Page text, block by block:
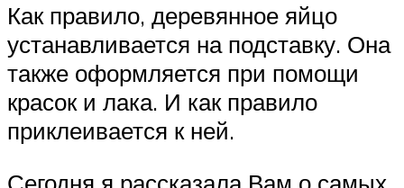
Как правило, деревянное яйцо
устанавливается на подставку. Она
также оформляется при помощи
красок и лака. И как правило
приклеивается к ней.